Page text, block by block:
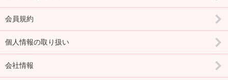
会員規約
個人情報の取り扱い
会社情報